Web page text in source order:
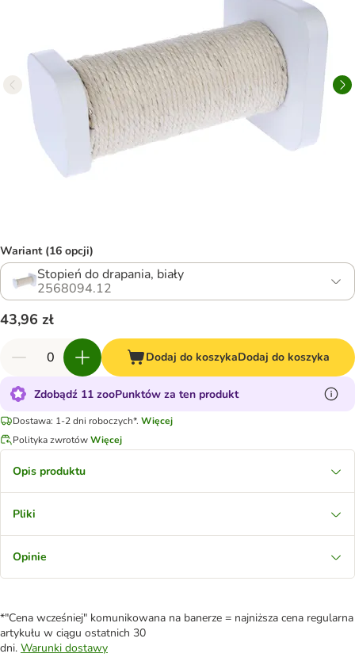
Wariant (16 opcji)
Stopień do drapania, biały
2568094.12
43,96 zł
Dodaj do koszykaDodaj do koszyka
Zdobądź 11 zooPunktów za ten produkt
Dostawa: 1-2 dni roboczych*. Więcej
Polityka zwrotówWięcej
Opis produktu
Pliki
Opinie
*"Cena wcześniej" komunikowana na banerze = najniższa cena regularna
artykułu w ciągu ostatnich 30
dni. Warunki dostawy